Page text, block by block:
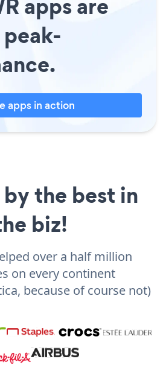
apps are
apps in action
the best in
biz!
over a half million
on every continent
because of course not)